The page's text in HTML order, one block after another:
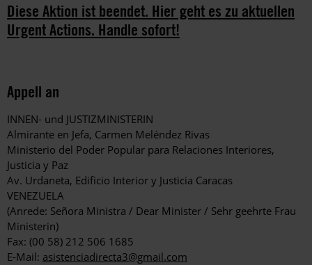
Diese Aktion ist beendet. Hier geht es zu aktuellen
Urgent Actions. Handle sofort!
Appell an
INNEN- und JUSTIZMINISTERIN
Almirante en Jefa, Carmen Meléndez Rivas
Ministerio del Poder Popular para Relaciones Interiores,
Justicia y Paz
Av. Urdaneta, Edificio Interior y Justicia Caracas
VENEZUELA
(Anrede: Señora Ministra / Dear Minister / Sehr geehrte Frau
Ministerin)
Fax: (00 58) 212 506 1685
E-Mail: asistenciadirecta3@gmail.com